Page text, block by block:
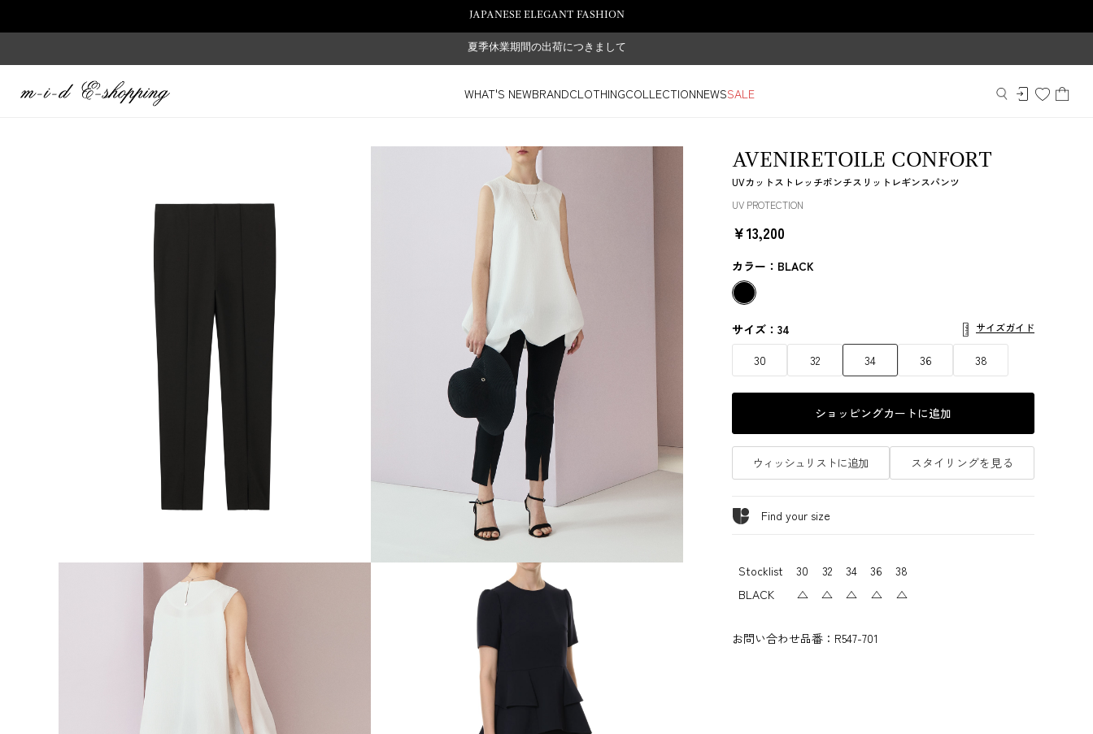
JAPANESE ELEGANT FASHION
夏季休業期間の出荷につきまして
WHAT'S NEWBRANDCLOTHINGCOLLECTIONNEWSSALE
AVENIRETOILE CONFORT
UVカットストレッチポンチスリットレギンスパンツ
UV PROTECTION
￥13,200
カラー：BLACK
サイズ：34 サイズガイド
30 32 34 36 38
ショッピングカートに追加
ウィッシュリストに追加 スタイリングを見る
Find your size
Stocklist 30 32 34 36
38
BLACK
△ △ △ △ △
お問い合わせ品番： R547-701